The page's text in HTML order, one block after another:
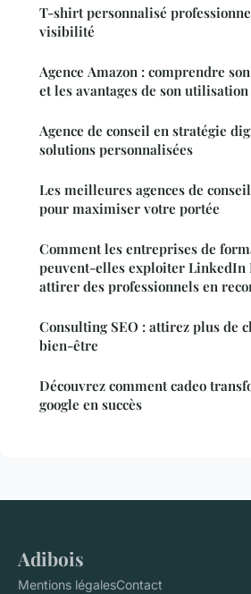
T-shirt personnalisé
visibilité
Agence Amazon : comprendre
et les avantages de son utilisation
Agence de conseil en stratégie
solutions personnalisées
Les meilleures agences de
pour maximiser votre portée
Comment les entreprises de
peuvent-elles exploiter LinkedIn
attirer des professionnels en
Consulting SEO : attirez plus de
bien-être
Découvrez comment cadeo
google en succès
Adibois
Mentions légalesContact